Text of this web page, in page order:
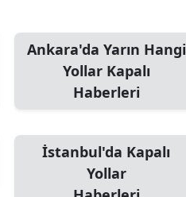
Ankara'da Yarın Hangi
Yollar Kapalı
Haberleri
İstanbul'da Kapalı
Yollar